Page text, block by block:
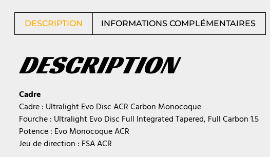
DESCRIPTION INFORMATIONS COMPLÉMENTAIRES
DESCRIPTION
Cadre
Cadre : Ultralight Evo Disc ACR Carbon Monocoque
Fourche : Ultralight Evo Disc Full Integrated Tapered, Full Carbon 1.5
Potence : Evo Monocoque ACR
Jeu de direction : FSA ACR